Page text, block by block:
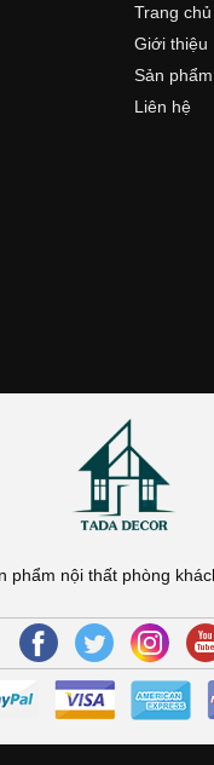
Trang chủ
Giới thiệu
Sản phẩm
Liên hệ
nội thất phòng